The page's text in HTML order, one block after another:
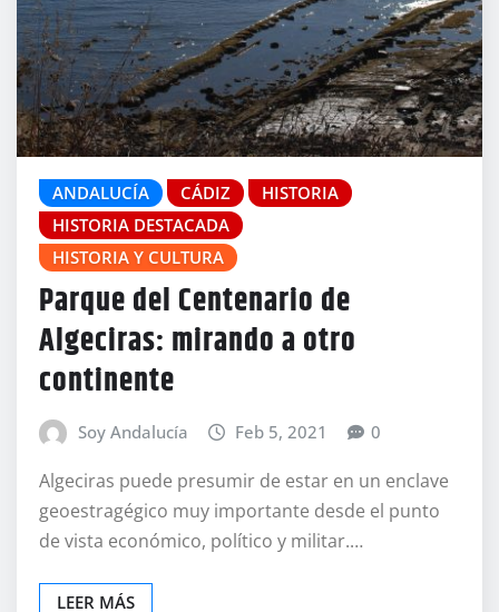
ANDALUCÍA CÁDIZ
HISTORIA
HISTORIA DESTACADA
HISTORIA Y CULTURA
Parque del Centenario de
Algeciras: mirando a otro
continente
Soy Andalucía Feb 5, 2021 0
Algeciras puede presumir de estar en un enclave
geoestragégico muy importante desde el punto
de vista económico, político y militar.…
LEER MÁS